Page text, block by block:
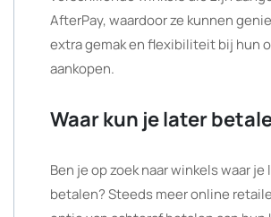
AfterPay, waardoor ze kunnen
extra gemak en flexibiliteit bij hun
aankopen.
Waar kun je later
Ben je op zoek naar winkels waar
betalen? Steeds meer online